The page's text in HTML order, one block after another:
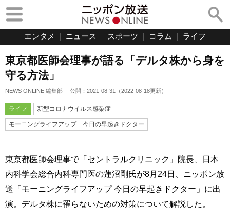
エンタメ ニュース スポーツ コラム ライフ
東京都医師会理事が語る「デルタ株から身を
守る方法」
NEWS ONLINE 編集部 公開： 2021-08-31 （2022-08-18更新）
ライフ 新型コロナウイルス感染症
モーニングライフアップ 今日の早起きドクター
東京都医師会理事で「セントラルクリニック」院長、日本
内科学会総合内科専門医の蓮沼剛氏が8月24日、ニッポン放
送「モーニングライフアップ 今日の早起きドクター」に出
演。デルタ株に罹らないための対策について解説した。